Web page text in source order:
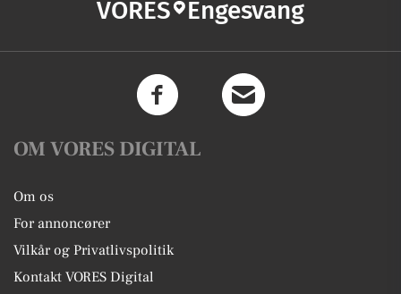
VORES Engesvang
OM VORES DIGITAL
Om os
For annoncører
Vilkår og Privatlivspolitik
Kontakt VORES Digital